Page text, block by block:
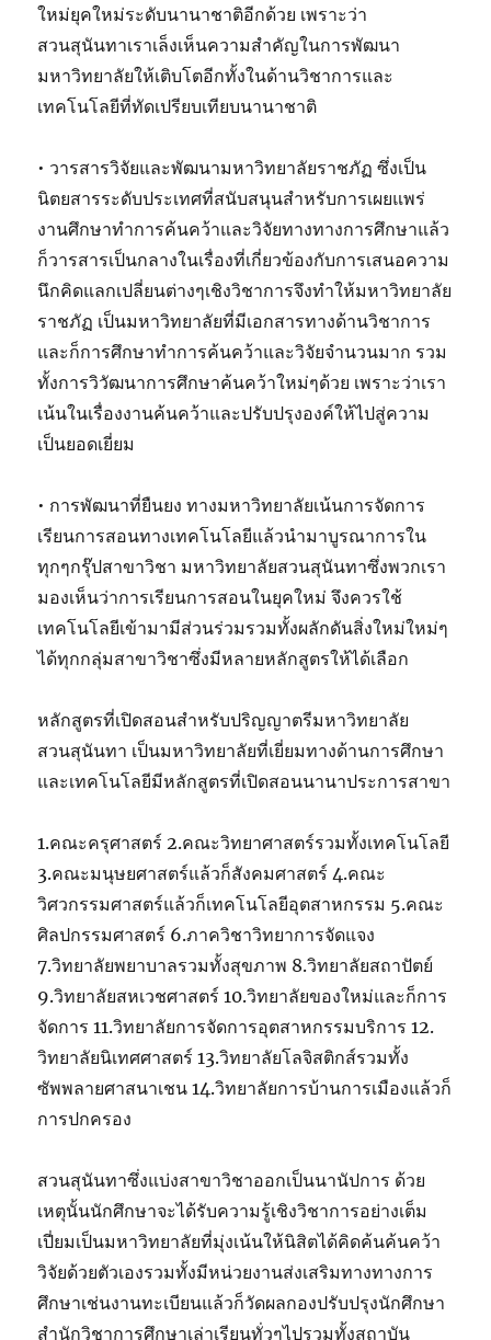
ใหม่ยุคใหม่ระดับนานาชาติอีกด้วย เพราะว่า
สวนสุนันทาเราเล็งเห็นความสำคัญในการพัฒนา
มหาวิทยาลัยให้เติบโตอีกทั้งในด้านวิชาการและ
เทคโนโลยีที่ทัดเปรียบเทียบนานาชาติ
• วารสารวิจัยและพัฒนามหาวิทยาลัยราชภัฏ ซึ่งเป็น
นิตยสารระดับประเทศที่สนับสนุนสำหรับการเผยแพร่
งานศึกษาทำการค้นคว้าและวิจัยทางทางการศึกษาแล้ว
ก็วารสารเป็นกลางในเรื่องที่เกี่ยวข้องกับการเสนอความ
นึกคิดแลกเปลี่ยนต่างๆเชิงวิชาการจึงทำให้มหาวิทยาลัย
ราชภัฏ เป็นมหาวิทยาลัยที่มีเอกสารทางด้านวิชาการ
และก็การศึกษาทำการค้นคว้าและวิจัยจำนวนมาก รวม
ทั้งการวิวัฒนาการศึกษาค้นคว้าใหม่ๆด้วย เพราะว่าเรา
เน้นในเรื่องงานค้นคว้าและปรับปรุงองค์ให้ไปสู่ความ
เป็นยอดเยี่ยม
• การพัฒนาที่ยืนยง ทางมหาวิทยาลัยเน้นการจัดการ
เรียนการสอนทางเทคโนโลยีแล้วนำมาบูรณาการใน
ทุกๆกรุ๊ปสาขาวิชา มหาวิทยาลัยสวนสุนันทาซึ่งพวกเรา
มองเห็นว่าการเรียนการสอนในยุคใหม่ จึงควรใช้
เทคโนโลยีเข้ามามีส่วนร่วมรวมทั้งผลักดันสิ่งใหม่ใหม่ๆ
ได้ทุกกลุ่มสาขาวิชาซึ่งมีหลายหลักสูตรให้ได้เลือก
หลักสูตรที่เปิดสอนสำหรับปริญญาตรีมหาวิทยาลัย
สวนสุนันทา เป็นมหาวิทยาลัยที่เยี่ยมทางด้านการศึกษา
และเทคโนโลยีมีหลักสูตรที่เปิดสอนนานาประการสาขา
1.คณะครุศาสตร์ 2.คณะวิทยาศาสตร์รวมทั้งเทคโนโลยี
3.คณะมนุษยศาสตร์แล้วก็สังคมศาสตร์ 4.คณะ
วิศวกรรมศาสตร์แล้วก็เทคโนโลยีอุตสาหกรรม 5.คณะ
ศิลปกรรมศาสตร์ 6.ภาควิชาวิทยาการจัดแจง
7.วิทยาลัยพยาบาลรวมทั้งสุขภาพ 8.วิทยาลัยสถาปัตย์
9.วิทยาลัยสหเวชศาสตร์ 10.วิทยาลัยของใหม่และก็การ
จัดการ 11.วิทยาลัยการจัดการอุตสาหกรรมบริการ 12.
วิทยาลัยนิเทศศาสตร์ 13.วิทยาลัยโลจิสติกส์รวมทั้ง
ซัพพลายศาสนาเชน 14.วิทยาลัยการบ้านการเมืองแล้วก็
การปกครอง
สวนสุนันทาซึ่งแบ่งสาขาวิชาออกเป็นนานัปการ ด้วย
เหตุนั้นนักศึกษาจะได้รับความรู้เชิงวิชาการอย่างเต็ม
เปี่ยมเป็นมหาวิทยาลัยที่มุ่งเน้นให้นิสิตได้คิดค้นค้นคว้า
วิจัยด้วยตัวเองรวมทั้งมีหน่วยงานส่งเสริมทางทางการ
ศึกษาเช่นงานทะเบียนแล้วก็วัดผลกองปรับปรุงนักศึกษา
สำนักวิชาการศึกษาเล่าเรียนทั่วๆไปรวมทั้งสถาบัน